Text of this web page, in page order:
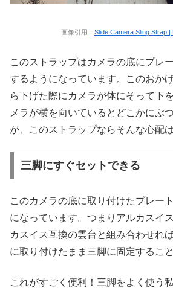
画像引用： Slide Camera Sling Strap |
このストラップはカメラの底にプレ
するようになっています。このおか
ら下げた際にカメラが体にそって下
メラが横を向いているとどこかにぶ
が、このストラップならそんな心配
三脚にすぐセットできる
このカメラの底に取り付けたプレー
になっています。つまりアルカスイ
カスイス互換の雲台と組み合わせれ
に取り付けたまま三脚に固定するこ
これがすごく便利！三脚をよく使う